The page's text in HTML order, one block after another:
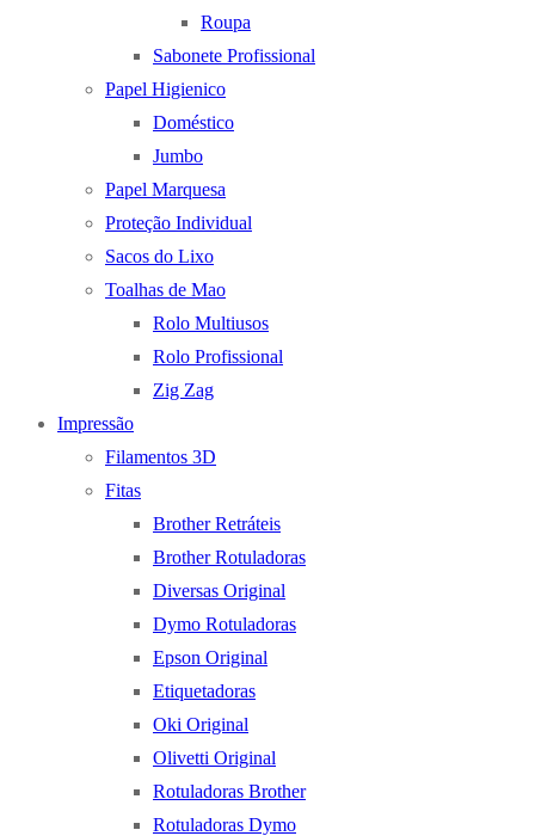
Roupa
Sabonete Profissional
Papel Higienico
Doméstico
Jumbo
Papel Marquesa
Proteção Individual
Sacos do Lixo
Toalhas de Mao
Rolo Multiusos
Rolo Profissional
Zig Zag
Impressão
Filamentos 3D
Fitas
Brother Retráteis
Brother Rotuladoras
Diversas Original
Dymo Rotuladoras
Epson Original
Etiquetadoras
Oki Original
Olivetti Original
Rotuladoras Brother
Rotuladoras Dymo